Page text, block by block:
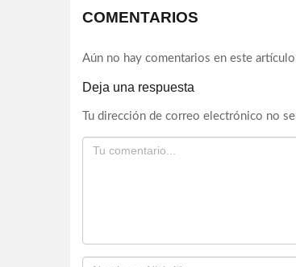
COMENTARIOS
Aún no hay comentarios en este artículo
Deja una respuesta
Tu dirección de correo electrónico no